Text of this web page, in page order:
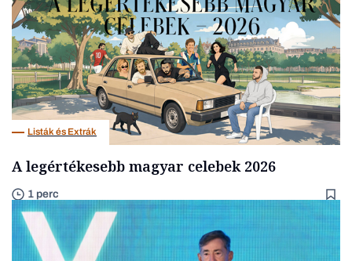
Listák és Extrák
A legértékesebb magyar celebek 2026
1 perc